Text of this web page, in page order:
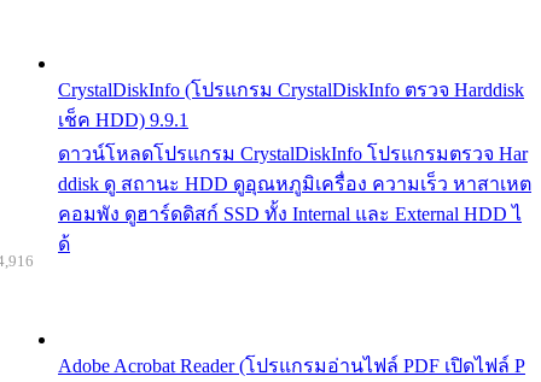
CrystalDiskInfo (โปรแกรม CrystalDiskInfo ตรวจ Harddisk
เช็ค HDD) 9.9.1
ดาวน์โหลดโปรแกรม CrystalDiskInfo โปรแกรมตรวจ Har
ddisk ดู สถานะ HDD ดูอุณหภูมิเครื่อง ความเร็ว หาสาเหต
คอมพัง ดูฮาร์ดดิสก์ SSD ทั้ง Internal และ External HDD ไ
ด้
Adobe Acrobat Reader (โปรแกรมอ่านไฟล์ PDF เปิดไฟล์ P